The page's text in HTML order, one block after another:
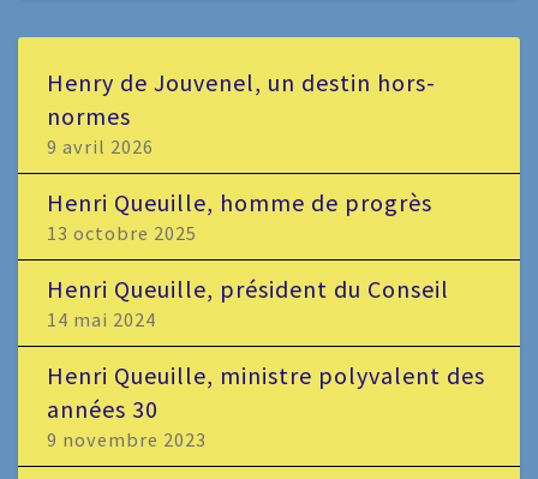
Henry de Jouvenel, un destin hors-
normes
9 avril 2026
Henri Queuille, homme de progrès
13 octobre 2025
Henri Queuille, président du Conseil
14 mai 2024
Henri Queuille, ministre polyvalent des
années 30
9 novembre 2023